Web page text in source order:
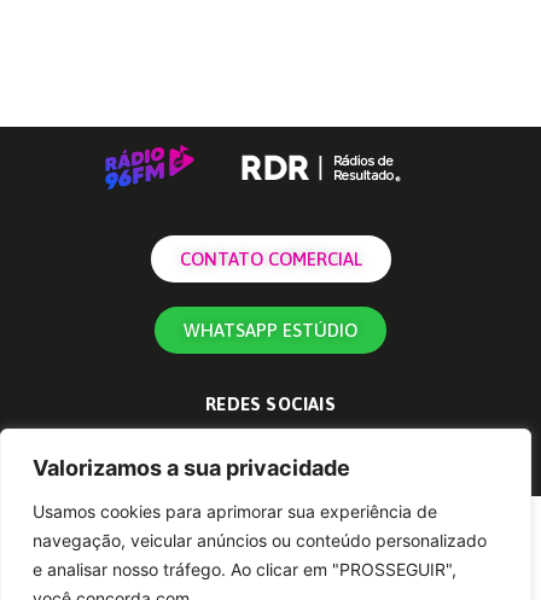
Valorizamos a sua privacidade
Usamos cookies para aprimorar sua experiência de
navegação, veicular anúncios ou conteúdo personalizado
e analisar nosso tráfego. Ao clicar em "PROSSEGUIR",
CONTATO COMERCIAL
WHATSAPP ESTÚDIO
REDES SOCIAIS